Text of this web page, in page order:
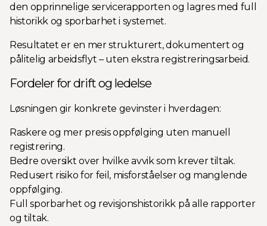
den opprinnelige servicerapporten og lagres med full
historikk og sporbarhet i systemet.
Resultatet er en mer strukturert, dokumentert og
pålitelig arbeidsflyt – uten ekstra registreringsarbeid.
Fordeler for drift og ledelse
Løsningen gir konkrete gevinster i hverdagen:
Raskere og mer presis oppfølging uten manuell
registrering.
Bedre oversikt over hvilke avvik som krever tiltak.
Redusert risiko for feil, misforståelser og manglende
oppfølging.
Full sporbarhet og revisjonshistorikk på alle rapporter
og tiltak.